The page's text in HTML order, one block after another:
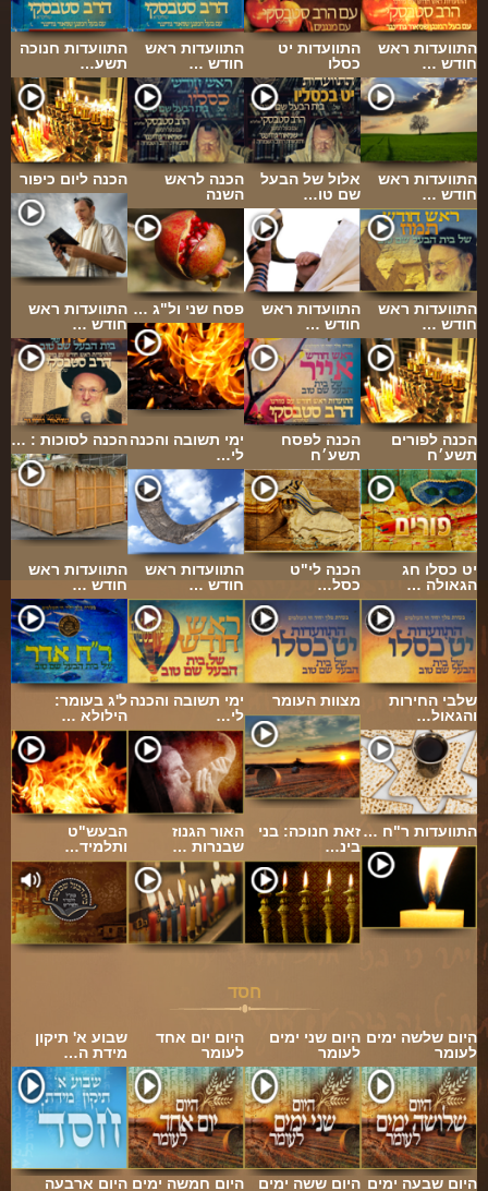
התוועדות חנוכה
תשע…
התוועדות ראש
חודש …
התוועדות יט
כסלו
התוועדות ראש
חודש …
הכנה ליום כיפור
הכנה לראש
השנה
אלול של הבעל
שם טו…
התוועדות ראש
חודש …
התוועדות ראש
חודש …
פסח שני ול"ג …
התוועדות ראש
חודש …
התוועדות ראש
חודש …
הכנה לסוכות : …ימי תשובה והכנה
לי…
הכנה לפסח
תשע׳ח
הכנה לפורים
תשע׳ח
התוועדות ראש
חודש …
התוועדות ראש
חודש …
הכנה לי"ט
כסל…
יט כסלו חג
הגאולה …
ל'ג בעומר:
הילולא …
ימי תשובה והכנה
לי…
מצוות העומר
שלבי החירות
והגאול…
הבעש"ט
ותלמיד…
האור הגנוז
שבנרות …
זאת חנוכה: בני
בינ…
התוועדות ר"ח …
חסד
שבוע א' תיקון
מידת ה…
היום יום אחד
לעומר
היום שני ימים
לעומר
היום שלשה ימים
לעומר
היום ארבעה היום חמשה ימים
היום ששה ימים היום שבעה ימים